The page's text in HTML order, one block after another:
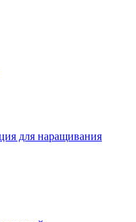
для наращивания